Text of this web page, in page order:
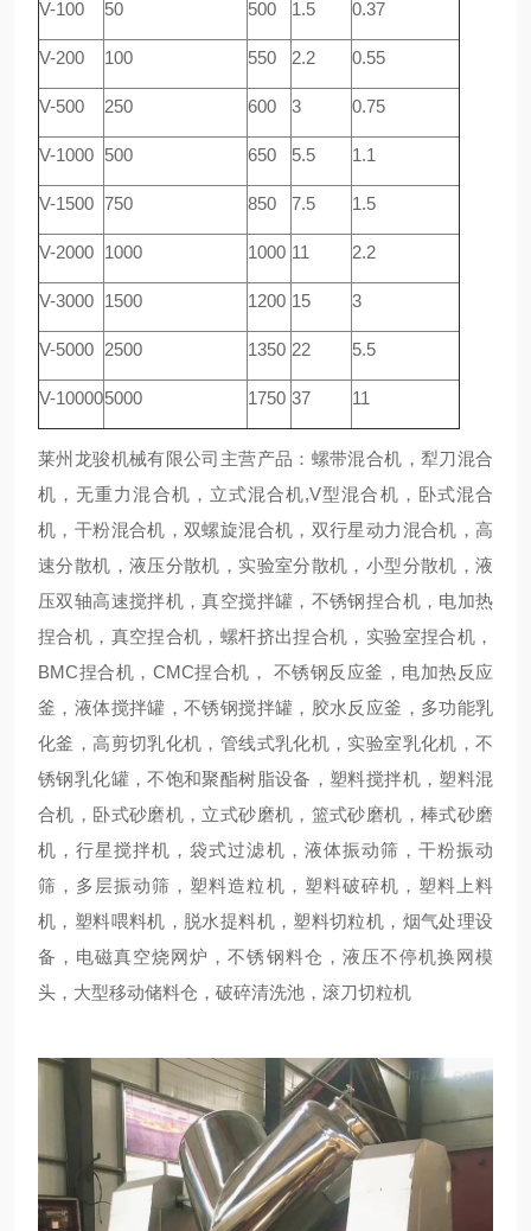
V-100 50 500 1.5 0.37
V-200 100 550 2.2 0.55
V-500 250 600 3 0.75
V-1000 500 650 5.5 1.1
V-1500 750 850 7.5 1.5
V-2000 1000 1000 11 2.2
V-3000 1500 1200 15 3
V-5000 2500 1350 22 5.5
V-100005000 1750 37 11
莱州龙骏机械有限公司主营产品：螺带混合机，犁刀混合
机，无重力混合机，立式混合机,V型混合机，卧式混合
机，干粉混合机，双螺旋混合机，双行星动力混合机，高
速分散机，液压分散机，实验室分散机，小型分散机，液
压双轴高速搅拌机，真空搅拌罐，不锈钢捏合机，电加热
捏合机，真空捏合机，螺杆挤出捏合机，实验室捏合机，
BMC捏合机，CMC捏合机， 不锈钢反应釜，电加热反应
釜，液体搅拌罐，不锈钢搅拌罐，胶水反应釜，多功能乳
化釜，高剪切乳化机，管线式乳化机，实验室乳化机，不
锈钢乳化罐，不饱和聚酯树脂设备，塑料搅拌机，塑料混
合机，卧式砂磨机，立式砂磨机，篮式砂磨机，棒式砂磨
机，行星搅拌机，袋式过滤机，液体振动筛，干粉振动
筛，多层振动筛，塑料造粒机，塑料破碎机，塑料上料
机，塑料喂料机，脱水提料机，塑料切粒机，烟气处理设
备，电磁真空烧网炉，不锈钢料仓，液压不停机换网模
头，大型移动储料仓，破碎清洗池，滚刀切粒机